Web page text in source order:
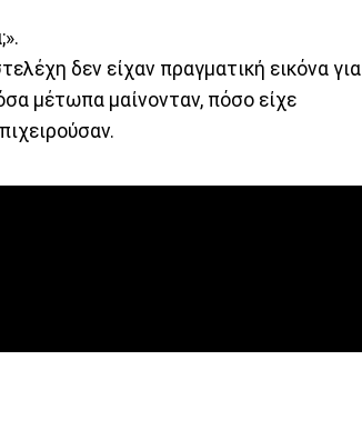
δεν είχαν πραγματική εικόνα για
μέτωπα μαίνονταν, πόσο είχε